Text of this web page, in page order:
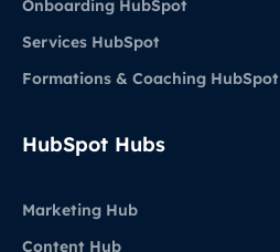
Onboarding HubSpot
Services HubSpot
Formations & Coaching HubSpot
HubSpot Hubs
Marketing Hub
Content Hub